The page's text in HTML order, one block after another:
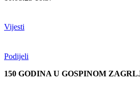
Vijesti
Podijeli
150 GODINA U GOSPINOM